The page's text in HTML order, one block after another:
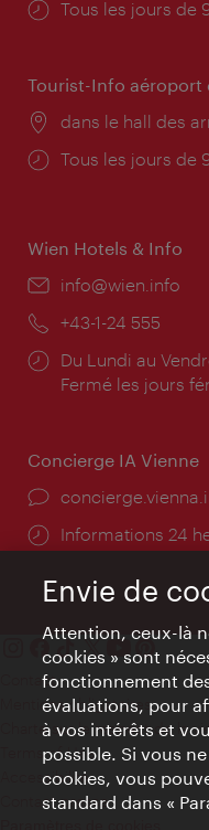
Horaires
Tous les jours de
Tourist-Info aéroport
Lieu:
dans le hall des
Horaires
Tous les jours de
Wien Hotels & Info
E-
info@wien.info
Téléphone:
+43-1-24 555
Horaires
d'ouverture:
Du Lundi au
Fermé les jours
Concierge IA Vienne
Ort:
Öffnungszeiten:
Informations 24
Contact
Mentions obligatoires
Charte sur le respect de la
Terms of Use
Accessibilité
Contact presse
Envie de
Attention, ceux-là
cookies » sont
fonctionnement
évaluations, pour
à vos intérêts et
possible. Si vous
cookies, vous
standard dans «